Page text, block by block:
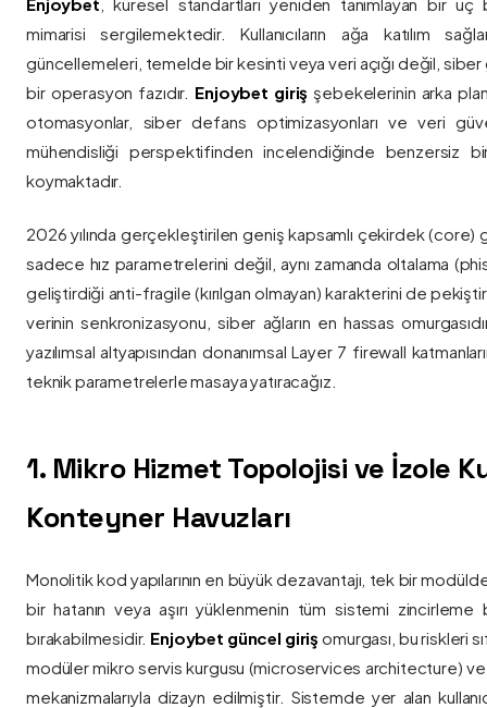
mimarisi sergilemektedir. Kullanıcıların ağa katılım
güncellemeleri, temelde bir kesinti veya veri açığı değil, siber
bir operasyon fazıdır. Enjoybet giriş şebekelerinin arka
otomasyonlar, siber defans optimizasyonları ve veri
mühendisliği perspektifinden incelendiğinde benzersiz
koymaktadır.
2026 yılında gerçekleştirilen geniş kapsamlı çekirdek
sadece hız parametrelerini değil, aynı zamanda oltalama
geliştirdiği anti-fragile (kırılgan olmayan) karakterini de
verinin senkronizasyonu, siber ağların en hassas
yazılımsal altyapısından donanımsal Layer 7 firewall
teknik parametrelerle masaya yatıracağız.
1. Mikro Hizmet Topolojisi ve İzole
Konteyner Havuzları
Monolitik kod yapılarının en büyük dezavantajı, tek bir
bir hatanın veya aşırı yüklenmenin tüm sistemi zincirleme
bırakabilmesidir. Enjoybet güncel giriş omurgası, bu riskleri
modüler mikro servis kurgusu (microservices architecture)
mekanizmalarıyla dizayn edilmiştir. Sistemde yer alan